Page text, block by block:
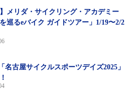
(TAITRA)
（TAIPEI CYCLE SHOW）
育用品工業同業公会・台北市體育用品
ツフィットネス產業協会・台灣スマー
】メリダ・サイクリング・アカデミー
を巡るeバイク ガイドツアー」1/19〜2/2
名古屋サイクルスポーツデイズ2025」